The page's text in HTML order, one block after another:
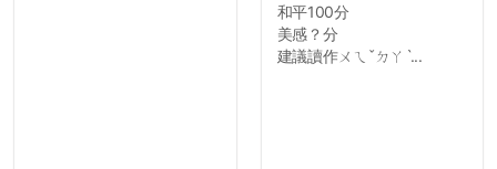
和平100分
美感？分
建議讀作ㄨㄟˇㄉㄚˋ...